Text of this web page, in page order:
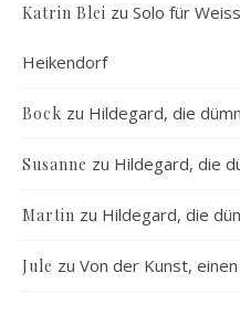
Katrin Blei zu Solo für
Heikendorf
Bock zu Hildegard, die
Susanne zu Hildegard, die
Martin zu Hildegard, die
Jule zu Von der Kunst,